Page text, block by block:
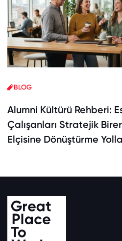
BLOG
Alumni Kültürü Rehberi:
Çalışanları Stratejik
Elçisine Dönüştürme